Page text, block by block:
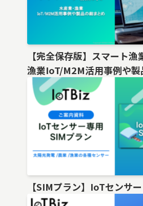
【完全保存版】スマート漁
漁業IoT/M2M活用事例や製
【SIMプラン】IoTセンサー